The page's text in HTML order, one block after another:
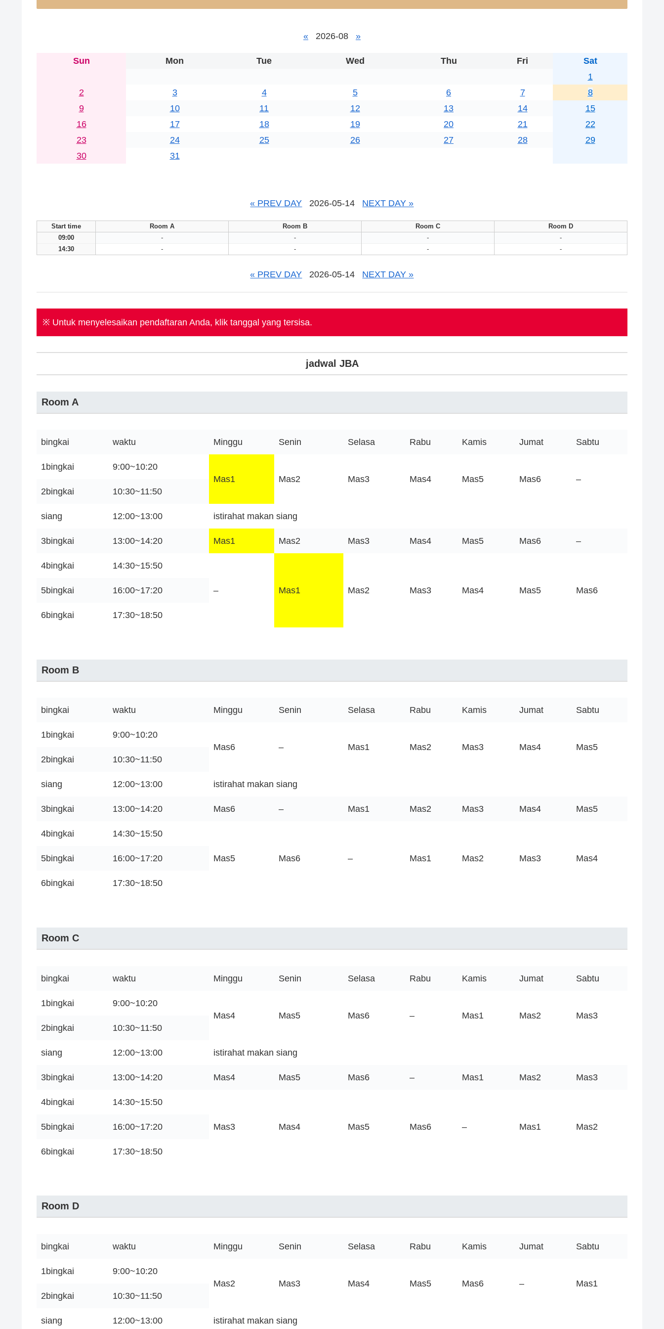
« 2026-08 »
Sun Mon Tue Wed Thu Fri
Sat
1
2
3 4 5 6 7
8
9
10 11 12 13 14
15
16
17 18 19 20 21
22
23
24 25 26 27 28
29
30
31
« PREV DAY 2026-05-14 NEXT DAY »
Start time Room A Room B Room C
Room D
09:00
- - -
-
14:30
- - - -
« PREV DAY 2026-05-14 NEXT DAY »
※ Untuk menyelesaikan pendaftaran Anda, klik tanggal yang tersisa.
jadwal JBA
Room A
bingkai waktu Minggu Senin Selasa Rabu Kamis Jumat Sabtu
1bingkai
9:00~10:20
Mas1
Mas2 Mas3 Mas4 Mas5 Mas6
–
2bingkai
10:30~11:50
siang 12:00~13:00 istirahat makan siang
3bingkai 13:00~14:20 Mas1 Mas2 Mas3 Mas4 Mas5 Mas6 –
4bingkai 14:30~15:50
– Mas1 Mas2 Mas3 Mas4 Mas5 Mas6
5bingkai 16:00~17:20
6bingkai 17:30~18:50
Room B
bingkai waktu Minggu Senin Selasa Rabu Kamis Jumat Sabtu
1bingkai
9:00~10:20
Mas6
– Mas1 Mas2 Mas3 Mas4
Mas5
2bingkai
10:30~11:50
siang 12:00~13:00 istirahat makan siang
3bingkai 13:00~14:20 Mas6 – Mas1 Mas2 Mas3 Mas4 Mas5
4bingkai 14:30~15:50
Mas5 Mas6 – Mas1 Mas2 Mas3 Mas4
5bingkai 16:00~17:20
6bingkai 17:30~18:50
Room C
bingkai waktu Minggu Senin Selasa Rabu Kamis Jumat Sabtu
1bingkai
9:00~10:20
Mas4
Mas5 Mas6 – Mas1 Mas2
Mas3
2bingkai
10:30~11:50
siang 12:00~13:00 istirahat makan siang
3bingkai 13:00~14:20 Mas4 Mas5 Mas6 – Mas1 Mas2 Mas3
4bingkai 14:30~15:50
Mas3 Mas4 Mas5 Mas6 – Mas1 Mas2
5bingkai 16:00~17:20
6bingkai 17:30~18:50
Room D
bingkai waktu Minggu Senin Selasa Rabu Kamis Jumat Sabtu
1bingkai
9:00~10:20
Mas2
Mas3 Mas4 Mas5 Mas6 –
Mas1
2bingkai
10:30~11:50
siang 12:00~13:00 istirahat makan siang